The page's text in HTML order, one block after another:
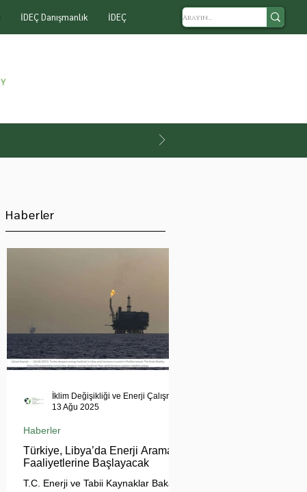
İDEÇ Danışmanlık İDEÇ
Haberler
Türkiye, Libya’da Enerji Arama
Faaliyetlerine Başlayacak
T.C. Enerji ve Tabii Kaynaklar Bakanı
Haberler
13 Ağu 2025